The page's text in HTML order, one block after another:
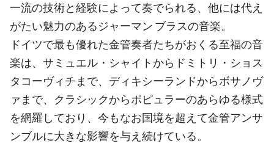
一流の技術と経験によって奏でられる、他には代え
がたい魅力のあるジャーマン ブラスの音楽。
ドイツで最も優れた金管奏者たちがおくる至福の音
楽は、サミュエル・シャイトからドミトリ・ショス
タコーヴィチまで、ディキシーランドからボサノヴ
ァまで、クラシックからポピュラーのあらゆる様式
を網羅しており、今もなお国境を超えて金管アンサ
ンブルに大きな影響を与え続けている。